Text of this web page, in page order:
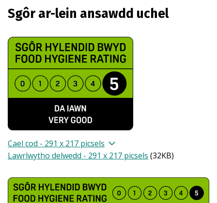
Sgôr ar-lein ansawdd uchel
Cael cod - 291 x 217 picsels
Lawrlwytho delwedd - 291 x 217 picsels (32KB)